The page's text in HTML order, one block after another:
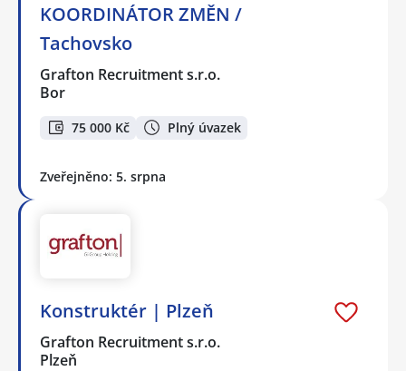
KOORDINÁTOR ZMĚN /
Tachovsko
Grafton Recruitment s.r.o.
Bor
75 000 Kč Plný úvazek
Zveřejněno: 5. srpna
Konstruktér | Plzeň
Grafton Recruitment s.r.o.
Plzeň